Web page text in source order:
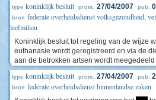
type koninklijk besluit prom. 27/04/2007 pub.
bron federale overheidsdienst volksgezondheid,
leefmilieu
Koninklijk besluit tot regeling van de wijze
euthanasie wordt geregistreerd en via de
aan de betrokken artsen wordt meegedeeld
type koninklijk besluit prom. 27/04/2007 pub.
bron federale overheidsdienst binnenlandse zaken